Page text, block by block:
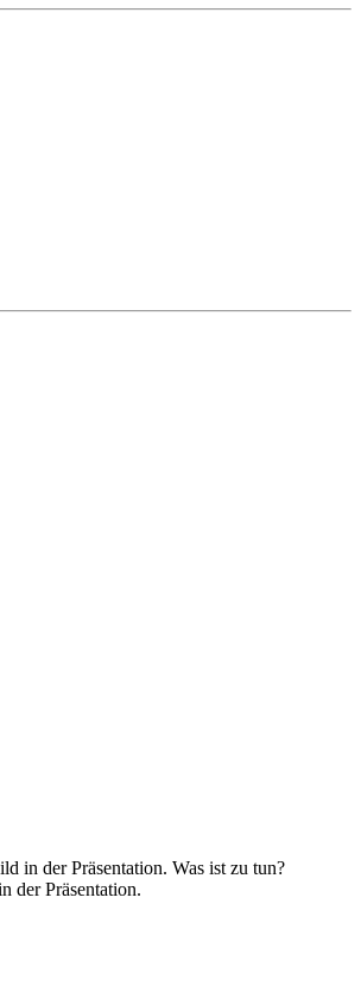
in der Präsentation. Was ist zu tun?
der Präsentation.